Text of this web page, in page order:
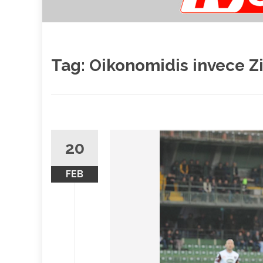
Tag: Oikonomidis invece
20
FEB